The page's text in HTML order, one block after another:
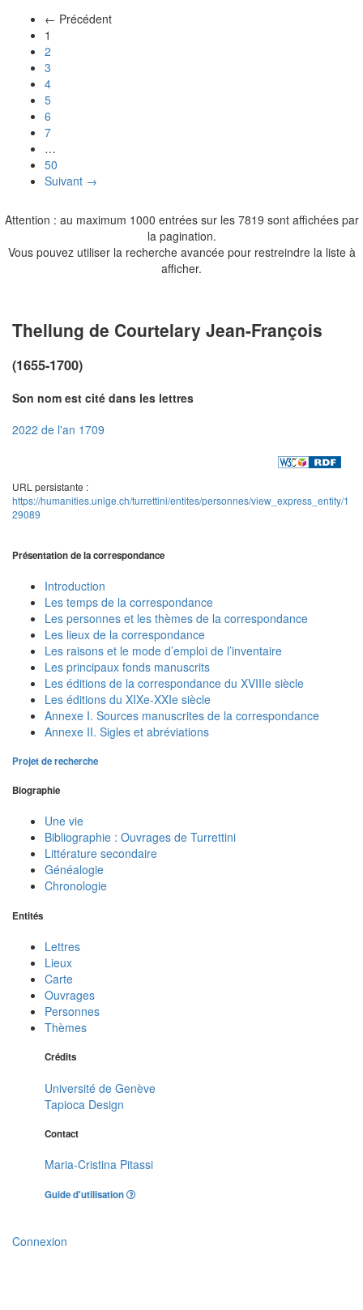
← Précédent
1
2
3
4
5
6
7
…
50
Suivant →
Attention : au maximum 1000 entrées sur les 7819 sont affichées par
la pagination.
Vous pouvez utiliser la recherche avancée pour restreindre la liste à
afficher.
Thellung de Courtelary Jean-François
(1655-1700)
Son nom est cité dans les lettres
2022 de l'an 1709
URL persistante :
https://humanities.unige.ch/turrettini/entites/personnes/view_express_entity/1
29089
Présentation de la correspondance
Introduction
Les temps de la correspondance
Les personnes et les thèmes de la correspondance
Les lieux de la correspondance
Les raisons et le mode d’emploi de l’inventaire
Les principaux fonds manuscrits
Les éditions de la correspondance du XVIIIe siècle
Les éditions du XIXe-XXIe siècle
Annexe I. Sources manuscrites de la correspondance
Annexe II. Sigles et abréviations
Projet de recherche
Biographie
Une vie
Bibliographie : Ouvrages de Turrettini
Littérature secondaire
Généalogie
Chronologie
Entités
Lettres
Lieux
Carte
Ouvrages
Personnes
Thèmes
Crédits
Université de Genève
Tapioca Design
Contact
Maria-Cristina Pitassi
Guide d'utilisation
Connexion